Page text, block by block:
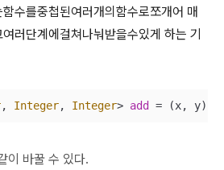
수를중첩된여러개의함수로쪼개어 매
러단계에걸쳐나눠받을수있게 하는 기
, Integer, Integer> add = (x, y)
이 바꿀 수 있다.